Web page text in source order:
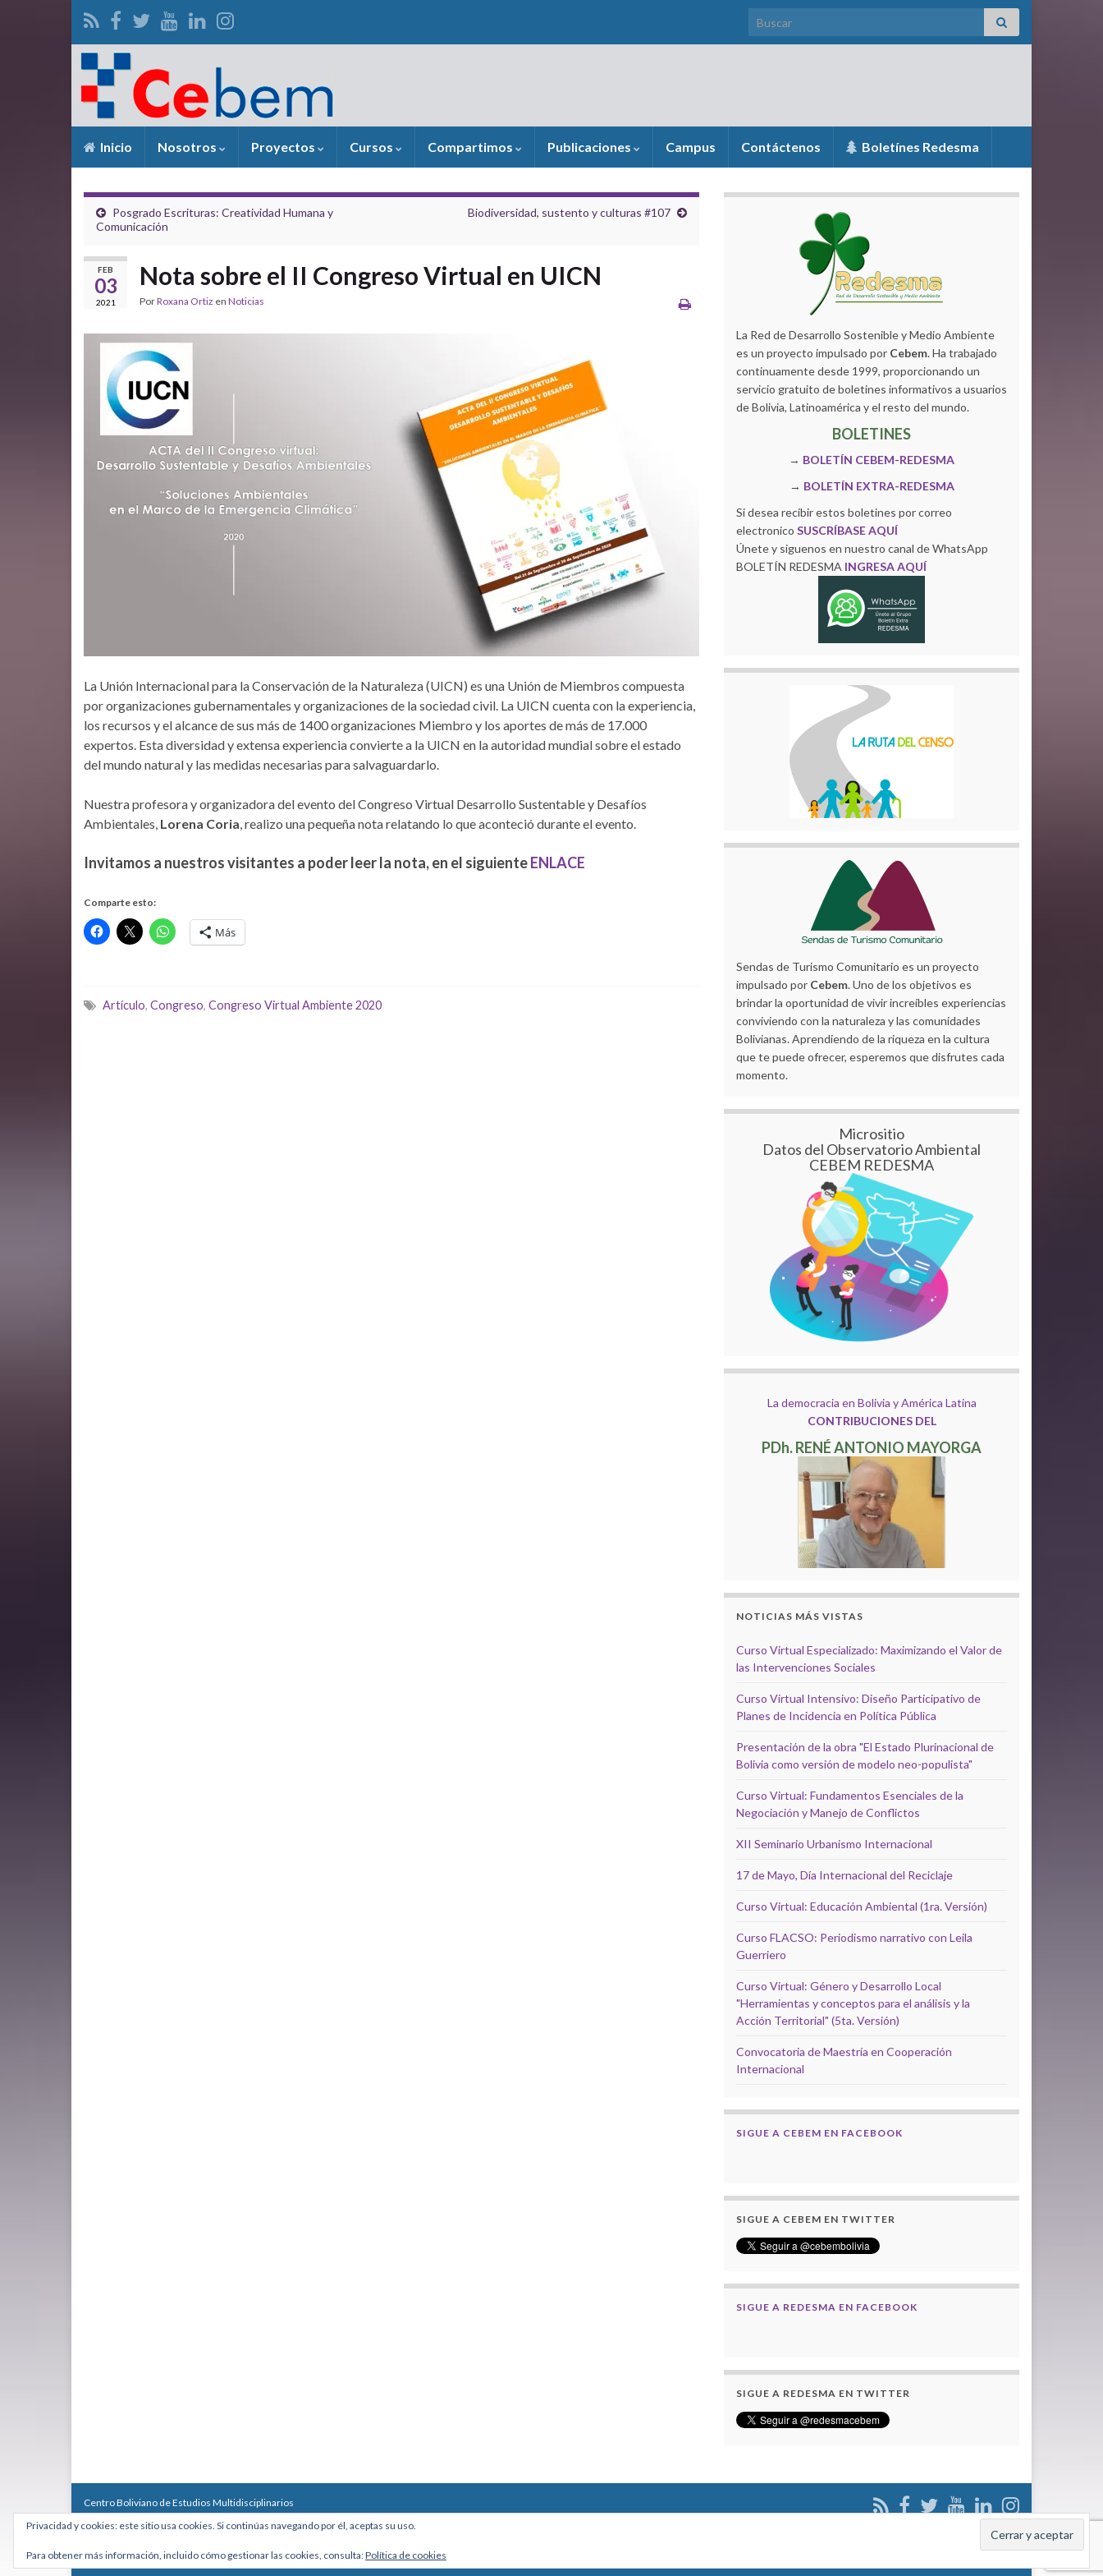
Search for:
Inicio Nosotros Proyectos Cursos Compartimos Publicaciones Campus Contáctenos Boletínes Redesma
Posgrado Escrituras: Creatividad Humana y
Comunicación
Biodiversidad, sustento y culturas #107
FEB
03
2021
Nota sobre el II Congreso Virtual en UICN
PorRoxana Ortiz en Noticias
La Unión Internacional para la Conservación de la Naturaleza (UICN) es una Unión de Miembros compuesta
por organizaciones gubernamentales y organizaciones de la sociedad civil. La UICN cuenta con la experiencia,
los recursos y el alcance de sus más de 1400 organizaciones Miembro y los aportes de más de 17.000
expertos. Esta diversidad y extensa experiencia convierte a la UICN en la autoridad mundial sobre el estado
del mundo natural y las medidas necesarias para salvaguardarlo.
Nuestra profesora y organizadora del evento del Congreso Virtual Desarrollo Sustentable y Desafíos
Ambientales, Lorena Coria, realizo una pequeña nota relatando lo que aconteció durante el evento.
Invitamos a nuestros visitantes a poder leer la nota, en el siguienteENLACE
Comparte esto:
Más
Artículo, Congreso, Congreso Virtual Ambiente 2020
La Red de Desarrollo Sostenible y Medio Ambiente
es un proyecto impulsado por Cebem. Ha trabajado
continuamente desde 1999, proporcionando un
servicio gratuito de boletines informativos a usuarios
de Bolivia, Latinoamérica y el resto del mundo.
BOLETINES
→ BOLETÍN CEBEM-REDESMA
→ BOLETÍN EXTRA-REDESMA
Si desea recibir estos boletines por correo
electronico SUSCRÍBASE AQUÍ
Únete y siguenos en nuestro canal de WhatsApp
BOLETÍN REDESMA INGRESA AQUÍ
Sendas de Turismo Comunitario es un proyecto
impulsado por Cebem. Uno de los objetivos es
brindar la oportunidad de vivir increíbles experiencias
conviviendo con la naturaleza y las comunidades
Bolivianas. Aprendiendo de la riqueza en la cultura
que te puede ofrecer, esperemos que disfrutes cada
momento.
Micrositio
Datos del Observatorio Ambiental
CEBEM REDESMA
La democracia en Bolivia y América Latina
CONTRIBUCIONES DEL
PDh. RENÉ ANTONIO MAYORGA
NOTICIAS MÁS VISTAS
Curso Virtual Especializado: Maximizando el Valor de
las Intervenciones Sociales
Curso Virtual Intensivo: Diseño Participativo de
Planes de Incidencia en Política Pública
Presentación de la obra "El Estado Plurinacional de
Bolivia como versión de modelo neo-populista"
Curso Virtual: Fundamentos Esenciales de la
Negociación y Manejo de Conflictos
XII Seminario Urbanismo Internacional
17 de Mayo, Día Internacional del Reciclaje
Curso Virtual: Educación Ambiental (1ra. Versión)
Curso FLACSO: Periodismo narrativo con Leila
Guerriero
Curso Virtual: Género y Desarrollo Local
"Herramientas y conceptos para el análisis y la
Acción Territorial" (5ta. Versión)
Convocatoria de Maestría en Cooperación
Internacional
SIGUE A CEBEM EN FACEBOOK
SIGUE A CEBEM EN TWITTER
SIGUE A REDESMA EN FACEBOOK
SIGUE A REDESMA EN TWITTER
Centro Boliviano de Estudios Multidisciplinarios
Calle Macario Pinilla # 2588 esq. Av. Arce, Edificio Arcadia, Mezzanine, Of. 101 - La Paz, Bolivia
Teléfono: +591 2431818 - Celular: +591 73027636
Hecho con
por Graphene Themes.
Privacidad y cookies: este sitio usa cookies. Si continúas navegando por él, aceptas su uso.
Para obtener más información, incluido cómo gestionar las cookies, consulta:Política de cookies